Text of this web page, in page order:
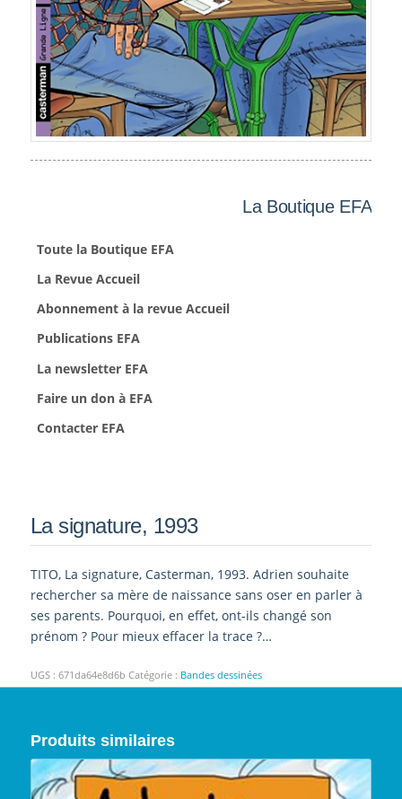
La Boutique EFA
Toute la Boutique EFA
La Revue Accueil
Abonnement à la revue Accueil
Publications EFA
La newsletter EFA
Faire un don à EFA
Contacter EFA
La signature, 1993
TITO, La signature, Casterman, 1993. Adrien souhaite
rechercher sa mère de naissance sans oser en parler à
ses parents. Pourquoi, en effet, ont-ils changé son
prénom ? Pour mieux effacer la trace ?…
UGS : 671da64e8d6b Catégorie : Bandes dessinées
Produits similaires